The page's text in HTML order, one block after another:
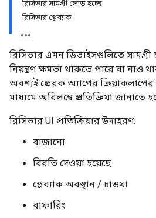
রিসিভার সামগ্রী লোড হচ্ছে
রিসিভার প্লেব্যাক
রিসিভার এমন ডিভাইসগুলিতে সামগ্রী
নিয়ন্ত্রণ ক্ষমতা থাকতে পারে বা নাও
অবশ্যই প্রেরক অ্যাপের ক্রিয়াকলাপের
মাধ্যমে অবিলম্বে প্রতিক্রিয়া জানাতে
রিসিভার UI প্রতিক্রিয়ার উদাহরণ:
বাজানো
বিরতি দেওয়া হয়েছে
প্লেব্যাক অবস্থান / চাওয়া
বাফারিং